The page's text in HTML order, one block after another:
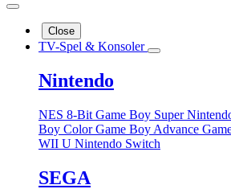
Close
TV-Spel & Konsoler
Nintendo
NES 8-Bit Game Boy Super
Boy ColorGame Boy Advance
WII U Nintendo Switch
SEGA